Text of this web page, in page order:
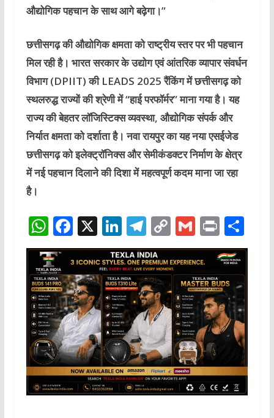
औद्योगिक पहचान के साथ आगे बढ़ेगा।”
छत्तीसगढ़ की औद्योगिक क्षमता को राष्ट्रीय स्तर पर भी पहचान
मिल रही है। भारत सरकार के उद्योग एवं आंतरिक व्यापार संवर्धन
विभाग (DPIIT) की LEADS 2025 रैंकिंग में छत्तीसगढ़ को
स्थलरुद्ध राज्यों की श्रेणी में “हाई परफॉर्मर” माना गया है। यह
राज्य की बेहतर लॉजिस्टिक्स व्यवस्था, औद्योगिक संपर्क और
निर्यात क्षमता को दर्शाता है। नवा रायपुर का यह नया एसईजेड
छत्तीसगढ़ को इलेक्ट्रॉनिक्स और सेमीकंडक्टर निर्माण के क्षेत्र
में नई पहचान दिलाने की दिशा में महत्वपूर्ण कदम माना जा रहा
है।
W
h
at
s
A
p
p
F
a
c
e
b
o
o
k
X Li
n
k
e
dI
n
T
el
e
g
ra
m
C
o
p
y
Li
n
k
G
m
ai
l
P
ri
n
t
S
h
e